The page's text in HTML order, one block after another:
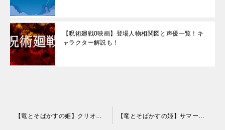
【呪術廻戦0映画】登場人物相関図と声優一覧！キ
ャラクター解説も！
【竜とそばかすの姫】クリオネ(天使)の正体はトモ君！弟だから竜に試合で勝てた！ 【竜とそばかすの姫】サマーウォーズとの繋がりや似てる点は？OZの続きがUなの？